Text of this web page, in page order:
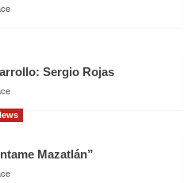
Sergio Rojas
Mazatlán”